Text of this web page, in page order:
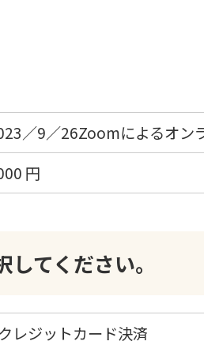
／9／26Zoomによるオン
円
てください。
クレジットカード決済